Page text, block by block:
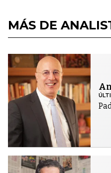
MÁS DE